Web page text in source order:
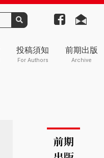
投稿須知
For Authors
前期出版
Archive